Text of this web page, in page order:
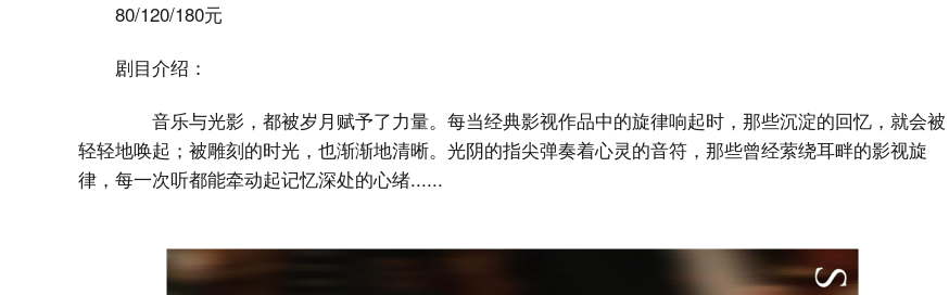
80/120/180元
剧目介绍：
音乐与光影，都被岁月赋予了力量。每当经典影视作品中的旋律响起时，那些沉淀的回忆，就会被
轻轻地唤起；被雕刻的时光，也渐渐地清晰。光阴的指尖弹奏着心灵的音符，那些曾经萦绕耳畔的影视旋
律，每一次听都能牵动起记忆深处的心绪......